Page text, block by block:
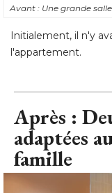
Avant : Une grande
Initialement, il n'y
l'appartement.
Après :
adaptées
famille